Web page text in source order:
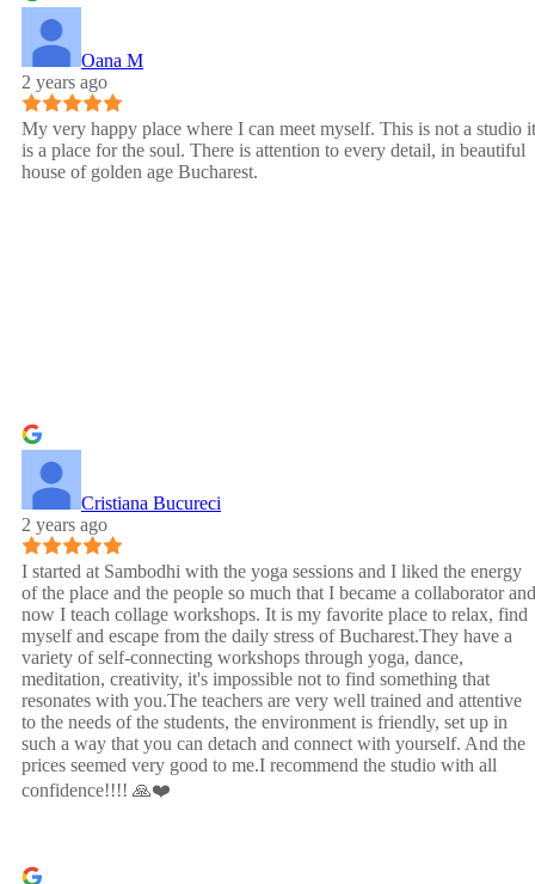
Oana M
2 years ago
My very happy place where I can meet myself. This is not a studio it
is a place for the soul. There is attention to every detail, in beautiful
house of golden age Bucharest.
Cristiana Bucureci
2 years ago
I started at Sambodhi with the yoga sessions and I liked the energy
of the place and the people so much that I became a collaborator and
now I teach collage workshops. It is my favorite place to relax, find
myself and escape from the daily stress of Bucharest.They have a
variety of self-connecting workshops through yoga, dance,
meditation, creativity, it's impossible not to find something that
resonates with you.The teachers are very well trained and attentive
to the needs of the students, the environment is friendly, set up in
such a way that you can detach and connect with yourself. And the
prices seemed very good to me.I recommend the studio with all
confidence!!!! 🙏❤️